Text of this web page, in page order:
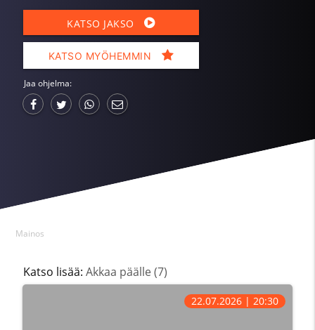
KATSO JAKSO
KATSO MYÖHEMMIN
Jaa ohjelma:
Mainos
Katso lisää: Akkaa päälle (7)
22.07.2026 | 20:30